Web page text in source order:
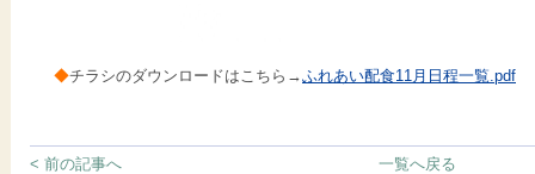
◆チラシのダウンロードはこちら→ふれあい配食11月日程一覧.pdf
< 前の記事へ 一覧へ戻る